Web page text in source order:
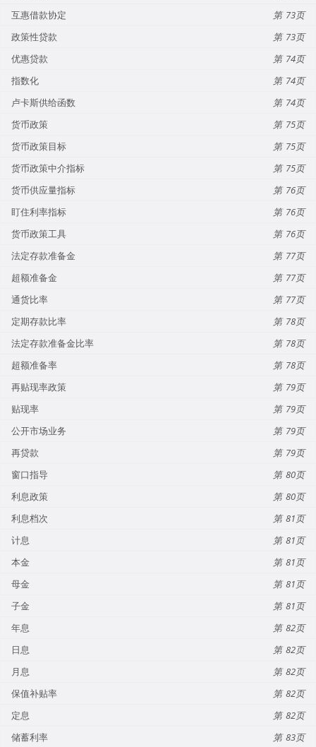
互惠借款协定
73
政策性贷款
73
优惠贷款
74
指数化
74
卢卡斯供给函数
74
货币政策
75
货币政策目标
75
货币政策中介指标
75
货币供应量指标
76
盯住利率指标
76
货币政策工具
76
法定存款准备金
77
超额准备金
77
通货比率
77
定期存款比率
78
法定存款准备金比率
78
超额准备率
78
再贴现率政策
79
贴现率
79
公开市场业务
79
再贷款
79
窗口指导
80
利息政策
80
利息档次
81
计息
81
本金
81
母金
81
子金
81
年息
82
日息
82
月息
82
保值补贴率
82
定息
82
储蓄利率
83